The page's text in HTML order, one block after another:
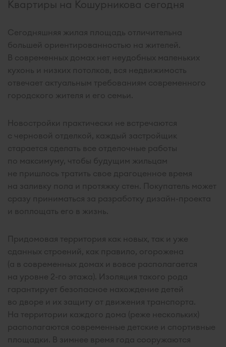
Квартиры на Кошурникова сегодня
Сегодняшняя жилая площадь отличительна
большей ориентированностью на жителей.
В современных домах нет неудобных маленьких
кухонь и низких потолков, вся недвижимость
отвечает актуальным требованиям современного
городского жителя и его семьи.
Новостройки практически не встречаются
с черновой отделкой, каждый застройщик
старается сделать все отделочные работы
по максимуму, чтобы будущим жильцам
не пришлось тратить свое драгоценное время
на заливку пола и протяжку стен. Покупатель может
сразу приниматься за разработку дизайн-проекта
и воплощать его в жизнь.
Придомовая территория как новых, так и уже
сданных строений, как правило, огорожена
(а в современных домах и вовсе располагается
на уровне 2-го этажа). Изоляция такого рода
гарантирует безопасное нахождение детей
во дворе и их защиту от движения транспорта.
На территории каждого дома (реже нескольких)
располагаются современные детские и спортивные
площадки. В зимнее время года сооружаются